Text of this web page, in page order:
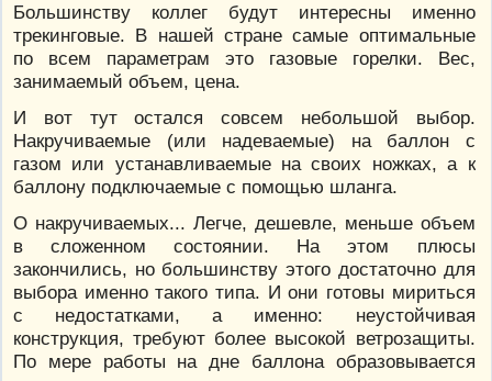
Большинству коллег будут интересны именно
трекинговые. В нашей стране самые оптимальные
по всем параметрам это газовые горелки. Вес,
занимаемый объем, цена.
И вот тут остался совсем небольшой выбор.
Накручиваемые (или надеваемые) на баллон с
газом или устанавливаемые на своих ножках, а к
баллону подключаемые с помощью шланга.
О накручиваемых... Легче, дешевле, меньше объем
в сложенном состоянии. На этом плюсы
закончились, но большинству этого достаточно для
выбора именно такого типа. И они готовы мириться
с недостатками, а именно: неустойчивая
конструкция, требуют более высокой ветрозащиты.
По мере работы на дне баллона образовывается